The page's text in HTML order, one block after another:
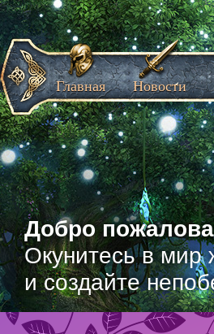
Добро
Окунитесь в мир
и создайте
Главная Новости